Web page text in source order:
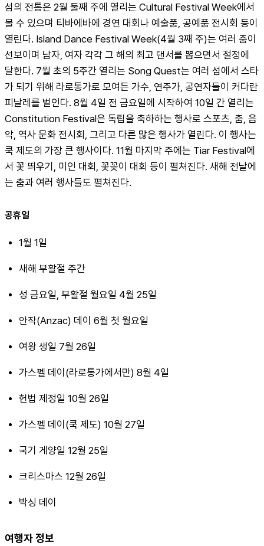
섬의 전통은 2월 둘째 주에 열리는 Cultural Festival Week에서
볼 수 있으며 티바에바에 경연 대회나 예술품, 공예품 전시회 등이
열린다. Island Dance Festival Week(4월 3째 주)는 여러 춤이
선보이며 남자, 여자 각각 그 해의 최고 댄서를 뽑으면서 절정에
달한다. 7월 초의 5주간 열리는 Song Quest는 여러 섬에서 스타
가 되기 위해 라로통가로 모여든 가수, 연주가, 공연자들이 커다란
피날레를 벌인다. 8월 4일 전 금요일에 시작하여 10일 간 열리는
Constitution Festival은 독립을 축하하는 행사로 스포츠, 춤, 음
악, 역사 문화 전시회, 그리고 다른 많은 행사가 열린다. 이 행사는
쿡 제도의 가장 큰 행사이다. 11월 마지막 주에는 Tiar Festival에
서 꽃 띄우기, 미인 대회, 꽃꽂이 대회 등이 펼쳐진다. 새해 전날에
는 춤과 여러 행사들도 펼쳐진다.
공휴일
1월 1일
새해 부활절 주간
성 금요일, 부활절 월요일 4월 25일
안작(Anzac) 데이 6월 첫 월요일
여왕 생일 7월 26일
가스펠 데이(라로통가에서만) 8월 4일
헌법 제정일 10월 26일
가스펠 데이(쿡 제도) 10월 27일
국기 게양일 12월 25일
크리스마스 12월 26일
박싱 데이
여행자 정보